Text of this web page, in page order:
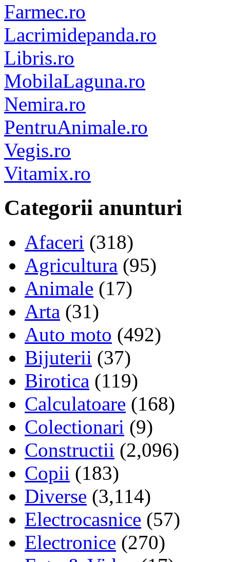
Farmec.ro
Lacrimidepanda.ro
Libris.ro
MobilaLaguna.ro
Nemira.ro
PentruAnimale.ro
Vegis.ro
Vitamix.ro
Categorii anunturi
Afaceri (318)
Agricultura (95)
Animale (17)
Arta (31)
Auto moto (492)
Bijuterii (37)
Birotica (119)
Calculatoare (168)
Colectionari (9)
Constructii (2,096)
Copii (183)
Diverse (3,114)
Electrocasnice (57)
Electronice (270)